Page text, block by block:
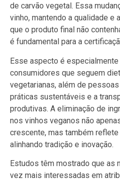
de carvão vegetal. Essa
vinho, mantendo a qualidade e
que o produto final não
é fundamental para a
Esse aspecto é
consumidores que seguem
vegetarianas, além de
práticas sustentáveis e a
produtivas. A eliminação de
nos vinhos veganos não
crescente, mas também
alinhando tradição e inovação.
Estudos têm mostrado que as
vez mais interessadas em